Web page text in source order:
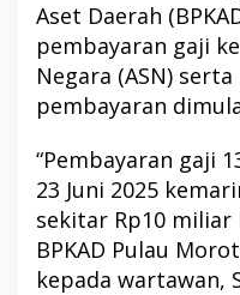
Aset Daerah
pembayaran gaji
Negara (ASN)
pembayaran
“Pembayaran gaji
23 Juni 2025
sekitar Rp10 miliar
BPKAD Pulau
kepada wartawan,